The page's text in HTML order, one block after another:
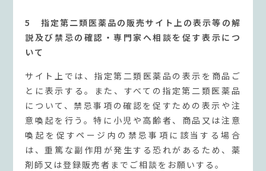
5 指定第二類医薬品の販売サイト上の表示等の解
説及び禁忌の確認・専門家へ相談を促す表示につ
いて
サイト上では、指定第二類医薬品の表示を商品ご
とに表示する。また、すべての指定第二類医薬品
について、禁忌事項の確認を促すための表示や注
意喚起を行う。特に小児や高齢者、商品又は注意
喚起を促すページ内の禁忌事項に該当する場合
は、重篤な副作用が発生する恐れがあるため、薬
剤師又は登録販売者までご相談をお願いする。